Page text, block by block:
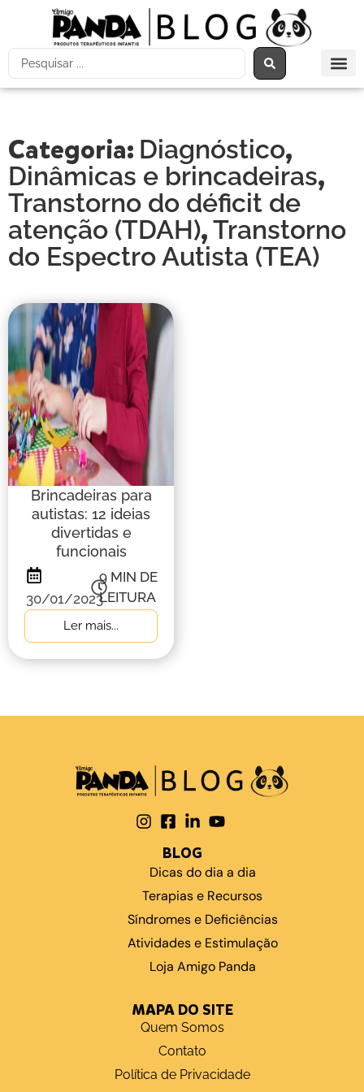
Categoria: Diagnóstico,
Dinâmicas e brincadeiras,
Transtorno do déficit de
atenção (TDAH),Transtorno
do Espectro Autista (TEA)
Brincadeiras para
autistas: 12 ideias
divertidas e
funcionais
30/01/2023
9 MIN DE
LEITURA
Ler mais...
BLOG
Dicas do dia a dia
Terapias e Recursos
Síndromes e Deficiências
Atividades e Estimulação
Loja Amigo Panda
MAPA DO SITE
Quem Somos
Contato
Política de Privacidade